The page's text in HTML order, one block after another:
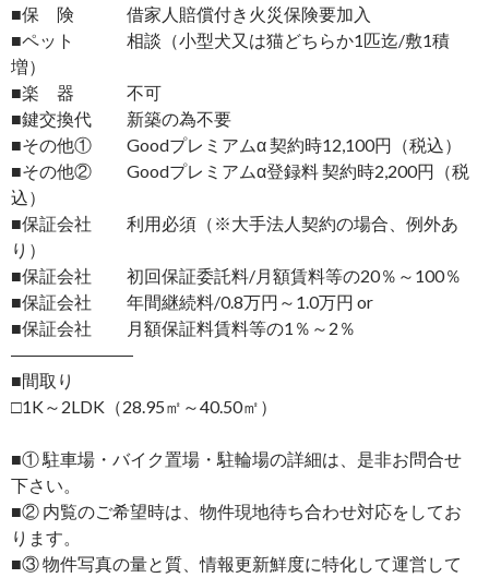
■保 険 借家人賠償付き火災保険要加入
■ペット 相談（小型犬又は猫どちらか1匹迄/敷1積
増）
■楽 器 不可
■鍵交換代 新築の為不要
■その他① Goodプレミアムα 契約時12,100円（税込）
■その他② Goodプレミアムα登録料 契約時2,200円（税
込）
■保証会社 利用必須（※大手法人契約の場合、例外あ
り）
■保証会社 初回保証委託料/月額賃料等の20％～100％
■保証会社 年間継続料/0.8万円～1.0万円 or
■保証会社 月額保証料賃料等の1％～2％
―――――――
■間取り
□1K～2LDK（28.95㎡～40.50㎡）
■① 駐車場・バイク置場・駐輪場の詳細は、是非お問合せ
下さい。
■② 内覧のご希望時は、物件現地待ち合わせ対応をしてお
ります。
■③ 物件写真の量と質、情報更新鮮度に特化して運営して